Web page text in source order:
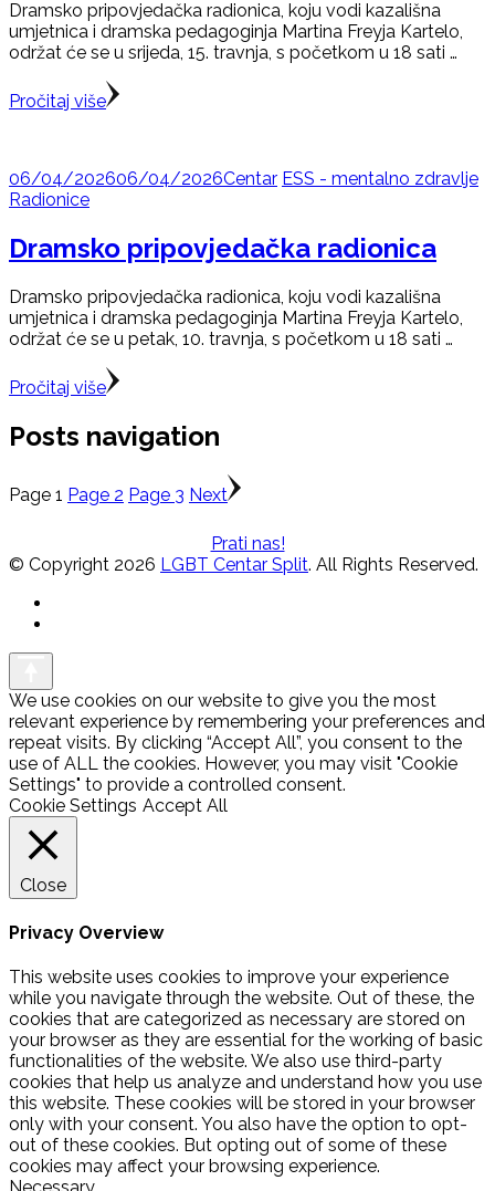
Dramsko pripovjedačka radionica, koju vodi kazališna
umjetnica i dramska pedagoginja Martina Freyja Kartelo,
održat će se u srijeda, 15. travnja, s početkom u 18 sati …
Pročitaj više
06/04/202606/04/2026Centar ESS - mentalno zdravlje
Radionice
Dramsko pripovjedačka radionica
Dramsko pripovjedačka radionica, koju vodi kazališna
umjetnica i dramska pedagoginja Martina Freyja Kartelo,
održat će se u petak, 10. travnja, s početkom u 18 sati …
Pročitaj više
Posts navigation
Page 1 Page 2 Page 3 Next
Prati nas!
© Copyright 2026 LGBT Centar Split. All Rights Reserved.
We use cookies on our website to give you the most
relevant experience by remembering your preferences and
repeat visits. By clicking “Accept All”, you consent to the
use of ALL the cookies. However, you may visit "Cookie
Settings" to provide a controlled consent.
Cookie Settings Accept All
Close
Privacy Overview
This website uses cookies to improve your experience
while you navigate through the website. Out of these, the
cookies that are categorized as necessary are stored on
your browser as they are essential for the working of basic
functionalities of the website. We also use third-party
cookies that help us analyze and understand how you use
this website. These cookies will be stored in your browser
only with your consent. You also have the option to opt-
out of these cookies. But opting out of some of these
cookies may affect your browsing experience.